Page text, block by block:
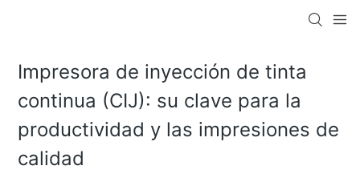
Impresora de inyección de tinta
continua (CIJ): su clave para la
productividad y las impresiones de
calidad